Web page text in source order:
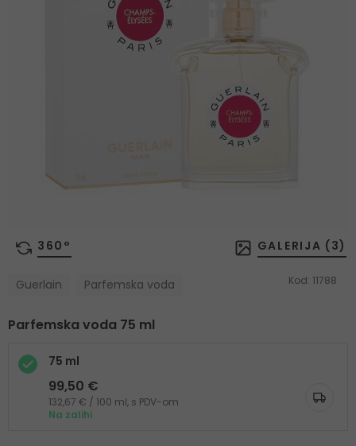
360° GALERIJA ( 3)
Guerlain Parfemska voda Kod: 11788
Parfemska voda 75 ml
75 ml
99,50 €
132,67 € / 100 ml, s PDV-om
Na zalihi